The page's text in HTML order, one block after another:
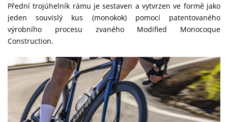
Přední trojúhelník rámu je sestaven a vytvrzen ve formě jako
jeden souvislý kus (monokok) pomocí patentovaného
výrobního procesu zvaného Modified Monocoque
Construction.